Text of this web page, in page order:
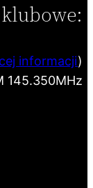
informacji)
145.350MHz